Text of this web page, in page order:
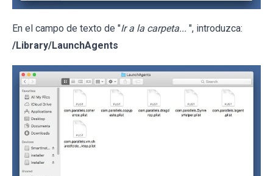
En el campo de texto de "Ir a la carpeta... ", introduzca:
/Library/LaunchAgents